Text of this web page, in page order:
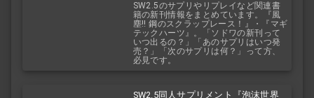
SW2.5のサプリやリプレイなど関連書
籍の新刊情報をまとめています。『風
塵!! 鋼のスクラップレース！』・『マギ
テックハーツ』。「ソドワの新刊って
いつ出るの？」「あのサプリはいつ発
売？」「次のサプリは何？」って方、
必見です。
SW2.5同人サプリメント『泡沫世界